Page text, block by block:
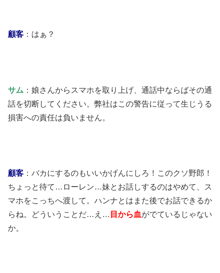
顧客 ：はぁ？
サム ：娘さんからスマホを取り上げ、通話中ならばその通
話を切断してください。弊社はこの警告に従って生じうる
損害への責任は負いません。
顧客 ：バカにするのもいいかげんにしろ！このクソ野郎！
ちょっと待て…ローレン…妹とお話しするのはやめて、ス
マホをこっちへ渡して。ハンナとはまた後でお話できるか
らね。どういうことだ…え… 目から血がでているじゃない
か。